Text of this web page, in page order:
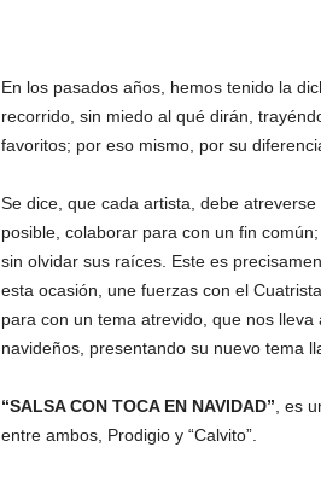
En los pasados años, hemos tenido la
recorrido, sin miedo al qué dirán,
favoritos; por eso mismo, por su
Se dice, que cada artista, debe
posible, colaborar para con un fin
sin olvidar sus raíces. Este es
esta ocasión, une fuerzas con el
para con un tema atrevido, que nos
navideños, presentando su nuevo tema
“SALSA CON TOCA EN NAVIDAD” , es
entre ambos, Prodigio y “Calvito”.